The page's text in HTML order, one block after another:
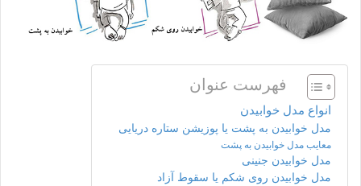
فهرست عنوان
انواع مدل خوابیدن
مدل خوابیدن به پشت یا پوزیشن ستاره دریایی
معایب مدل خوابیدن به پشت
مدل خوابیدن جنینی
مدل خوابیدن روی شکم یا سقوط آزاد